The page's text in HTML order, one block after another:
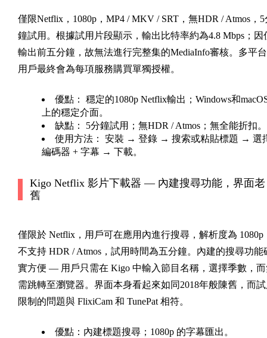
僅限Netflix，1080p，MP4 / MKV / SRT，無HDR / Atmos，5
鐘試用。根據試用片段顯示，輸出比特率約為4.8 Mbps；因
輸出前五分鐘，故無法進行完整集的MediaInfo審核。多平台
用戶最終會為每項服務購買單獨授權。
優點：
穩定的1080p Netflix輸出；Windows和
上的穩定介面。
缺點：
5分鐘試用；無HDR / Atmos；無全能折扣。
使用方法：
安裝 → 登錄 → 搜索或粘貼標題 → 選
編碼器 + 字幕 → 下載。
Kigo Netflix 影片下載器 — 內建搜尋功能，界面老
舊
僅限於 Netflix，用戶可在應用內進行搜尋，解析度為 1080p
不支持 HDR / Atmos，試用時間為五分鐘。內建的搜尋功能
實方便 — 用戶只需在 Kigo 中輸入節目名稱，選擇季數，
需跳轉至瀏覽器。界面本身看起來如同2018年般陳舊，而
限制的問題與 FlixiCam 和 TunePat 相符。
優點： 內建標題搜尋；1080p 的字幕匯出。